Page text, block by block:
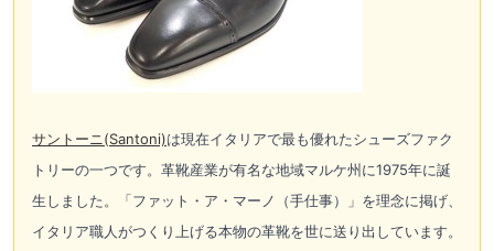
サントーニ(Santoni)は現在イタリアで最も優れたシューズファク
トリーの一つです。革靴産業が有名な地域マルケ州に1975年に誕
生しました。「ファット・ア・マーノ（手仕事）」を理念に掲げ、
イタリア職人がつくり上げる本物の革靴を世に送り出しています。